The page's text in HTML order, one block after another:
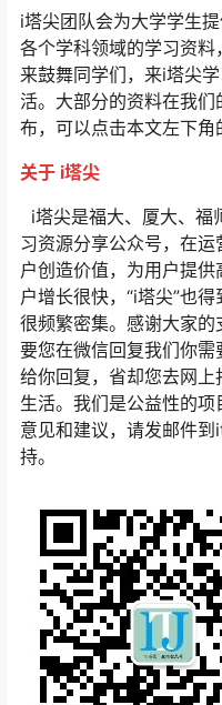
i塔尖团队会为大学学生
各个学科领域的学习资
来鼓舞同学们，来i塔尖
活。大部分的资料在我们
布，可以点击本文左下角
关于 i塔尖
i塔尖是福大、厦大、福
习资源分享公众号，在
户创造价值，为用户提
户增长很快，“i塔尖”也
很频繁密集。感谢大家
要您在微信回复我们你
给你回复，省却您去网
生活。我们是公益性的
意见和建议，请发邮件
持。